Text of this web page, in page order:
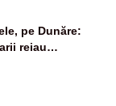
pe Dunăre:
reiau